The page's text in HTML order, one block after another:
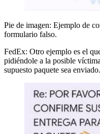
Pie de imagen: Ejemplo de
formulario falso.
FedEx: Otro ejemplo es el
pidiéndole a la posible
supuesto paquete sea enviado.